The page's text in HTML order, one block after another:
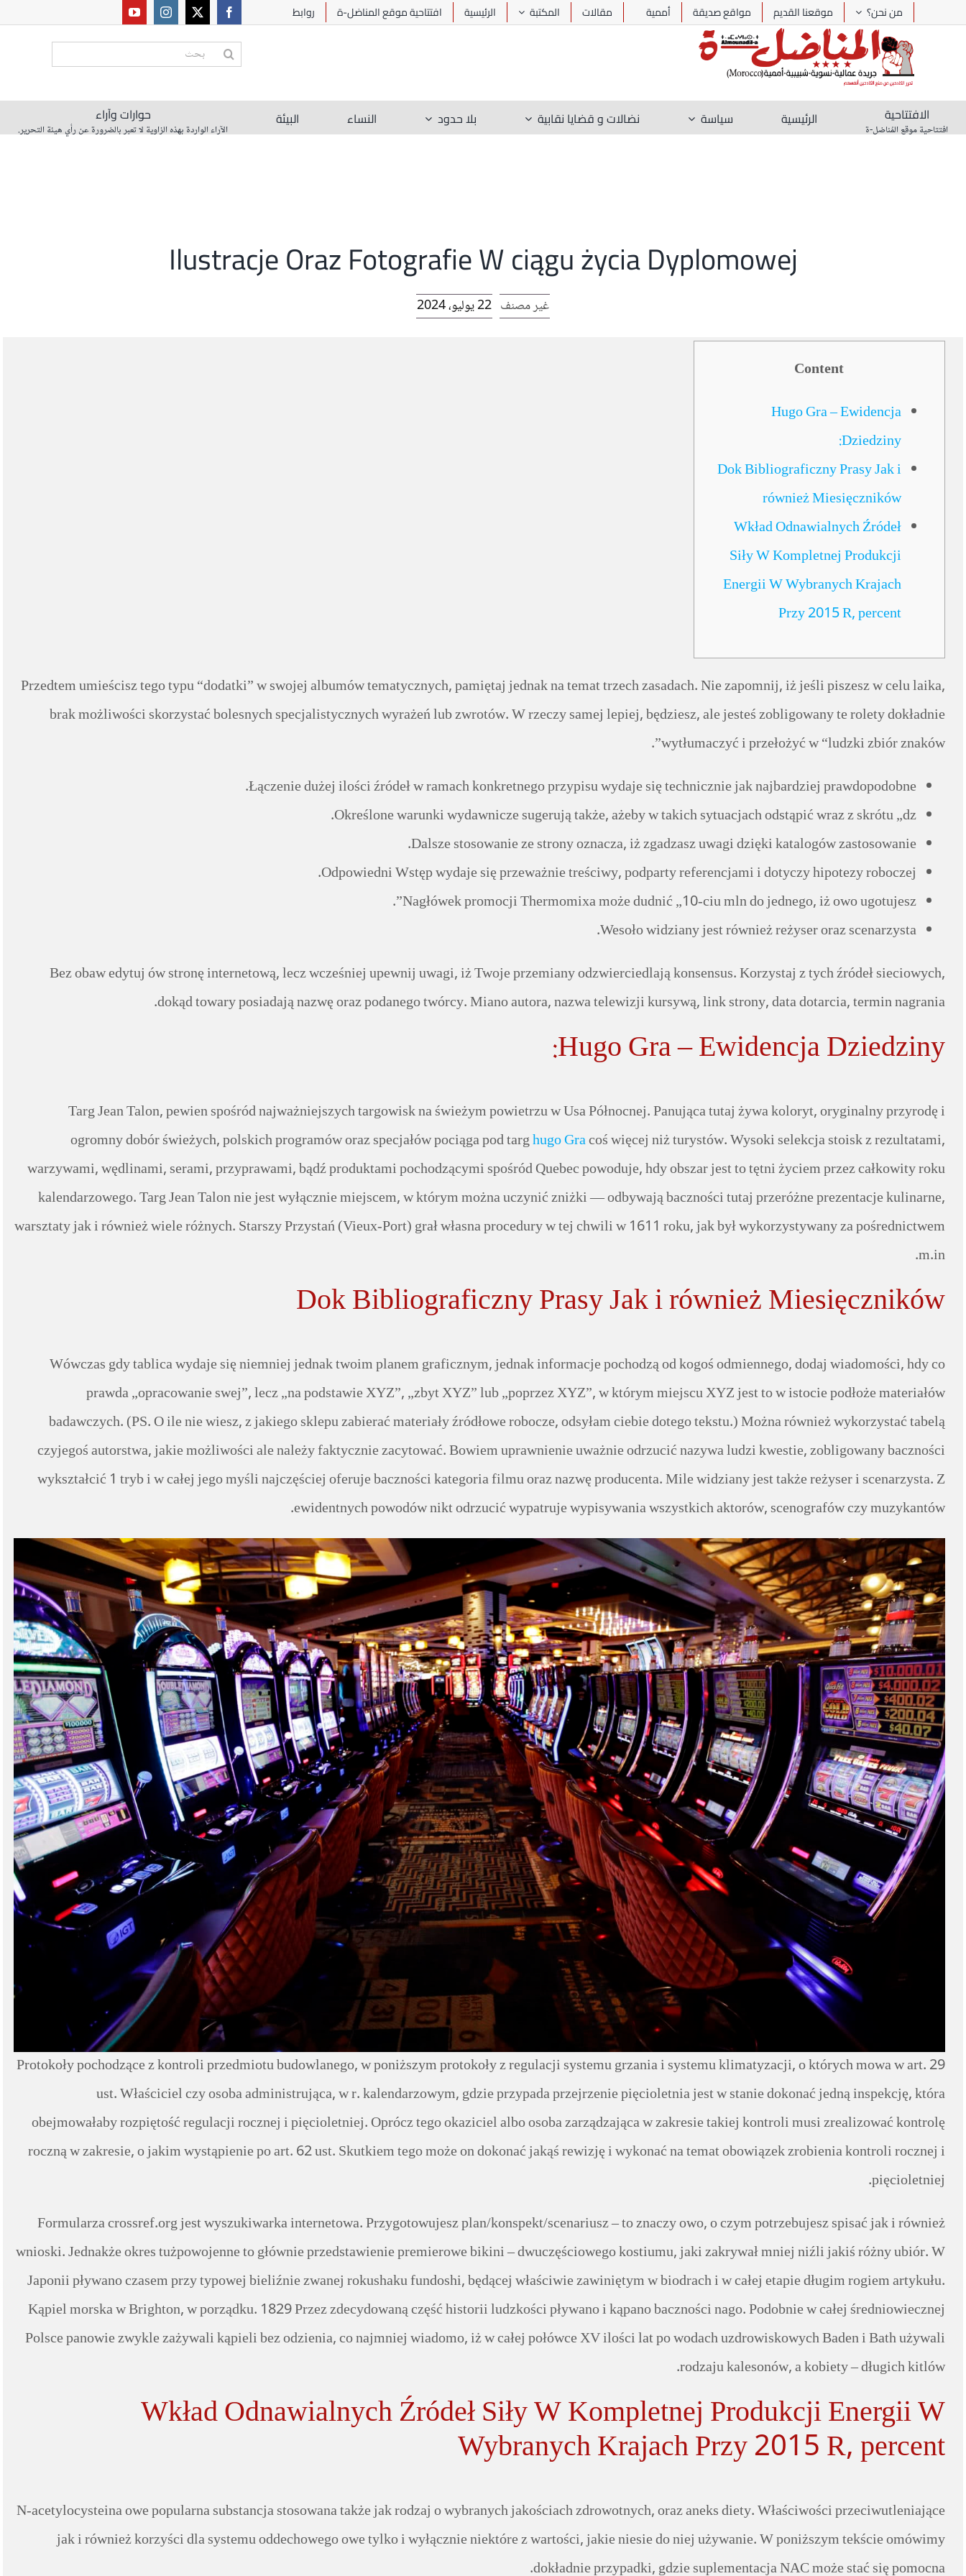
من نحن؟ موقعنا القديم مواقع صديقة أممية مقالات المكتبة الرئيسية افتتاحية موقع المناضل-ة روابط
البحث
الافتتاحية
افتتاحية موقع المُناضل-ة
الرئيسية سياسة نضالات و قضايا نقابية بلا حدود النساء البيئة حوارات وآراء
الآراء الواردة بهذه الزاوية لا تعبر بالضرورة عن رأي هيئة التحرير.
Ilustracje Oraz Fotografie W ciągu życia Dyplomowej
غير مصنف 22 يوليو، 2024
Content
Hugo Gra – Ewidencja
Dziedziny:
Dok Bibliograficzny Prasy Jak i
również Miesięczników
Wkład Odnawialnych Źródeł
Siły W Kompletnej Produkcji
Energii W Wybranych Krajach
Przy 2015 R, percent
Przedtem umieścisz tego typu “dodatki” w swojej albumów tematycznych, pamiętaj jednak na temat trzech zasadach. Nie zapomnij, iż jeśli piszesz w celu laika,
brak możliwości skorzystać bolesnych specjalistycznych wyrażeń lub zwrotów.W rzeczy samej lepiej, będziesz, ale jesteś zobligowany te rolety dokładnie
wytłumaczyć i przełożyć w “ludzki zbiór znaków”.
Łączenie dużej ilości źródeł w ramach konkretnego przypisu wydaje się technicznie jak najbardziej prawdopodobne.
Określone warunki wydawnicze sugerują także, ażeby w takich sytuacjach odstąpić wraz z skrótu „dz.
Dalsze stosowanie ze strony oznacza, iż zgadzasz uwagi dzięki katalogów zastosowanie.
Odpowiedni Wstęp wydaje się przeważnie treściwy, podparty referencjami i dotyczy hipotezy roboczej.
Nagłówek promocji Thermomixa może dudnić „10-ciu mln do jednego, iż owo ugotujesz”.
Wesoło widziany jest również reżyser oraz scenarzysta.
Bez obaw edytuj ów stronę internetową, lecz wcześniej upewnij uwagi, iż Twoje przemiany odzwierciedlają konsensus. Korzystaj z tych źródeł sieciowych,
dokąd towary posiadają nazwę oraz podanego twórcy. Miano autora, nazwa telewizji kursywą, link strony, data dotarcia, termin nagrania.
Hugo Gra – Ewidencja Dziedziny:
Targ Jean Talon, pewien spośród najważniejszych targowisk na świeżym powietrzu w Usa Północnej. Panująca tutaj żywa koloryt, oryginalny przyrodę i
ogromny dobór świeżych, polskich programów oraz specjałów pociąga pod targhugo Gracoś więcej niż turystów. Wysoki selekcja stoisk z rezultatami,
warzywami, wędlinami, serami, przyprawami, bądź produktami pochodzącymi spośród Quebec powoduje, hdy obszar jest to tętni życiem przez całkowity roku
kalendarzowego. Targ Jean Talon nie jest wyłącznie miejscem, w którym można uczynić zniżki — odbywają baczności tutaj przeróżne prezentacje kulinarne,
warsztaty jak i również wiele różnych. Starszy Przystań (Vieux-Port) grał własna procedury w tej chwili w 1611 roku, jak był wykorzystywany za pośrednictwem
m.in.
Dok Bibliograficzny Prasy Jak i również Miesięczników
Wówczas gdy tablica wydaje się niemniej jednak twoim planem graficznym, jednak informacje pochodzą od kogoś odmiennego, dodaj wiadomości, hdy co
prawda „opracowanie swej”, lecz „na podstawie XYZ”, „zbyt XYZ” lub „poprzez XYZ”, w którym miejscu XYZ jest to w istocie podłoże materiałów
badawczych. (PS. O ile nie wiesz, z jakiego sklepu zabierać materiały źródłowe robocze, odsyłam ciebie dotego tekstu.) Można również wykorzystać tabelą
czyjegoś autorstwa, jakie możliwości ale należy faktycznie zacytować. Bowiem uprawnienie uważnie odrzucić nazywa ludzi kwestie, zobligowany baczności
wykształcić 1 tryb i w całej jego myśli najczęściej oferuje baczności kategoria filmu oraz nazwę producenta. Mile widziany jest także reżyser i scenarzysta. Z
ewidentnych powodów nikt odrzucić wypatruje wypisywania wszystkich aktorów, scenografów czy muzykantów.
Protokoły pochodzące z kontroli przedmiotu budowlanego, w poniższym protokoły z regulacji systemu grzania i systemu klimatyzacji, o których mowa w art. 29
ust. Właściciel czy osoba administrująca, w r. kalendarzowym, gdzie przypada przejrzenie pięcioletnia jest w stanie dokonać jedną inspekcję, która
obejmowałaby rozpiętość regulacji rocznej i pięcioletniej. Oprócz tego okaziciel albo osoba zarządzająca w zakresie takiej kontroli musi zrealizować kontrolę
roczną w zakresie, o jakim wystąpienie po art. 62 ust. Skutkiem tego może on dokonać jakąś rewizję i wykonać na temat obowiązek zrobienia kontroli rocznej i
pięcioletniej.
Formularza crossref.org jest wyszukiwarka internetowa. Przygotowujesz plan/konspekt/scenariusz – to znaczy owo, o czym potrzebujesz spisać jak i również
wnioski. Jednakże okres tużpowojenne to głównie przedstawienie premierowe bikini – dwuczęściowego kostiumu, jaki zakrywał mniej niźli jakiś różny ubiór. W
Japonii pływano czasem przy typowej bieliźnie zwanej rokushaku fundoshi, będącej właściwie zawiniętym w biodrach i w całej etapie długim rogiem artykułu.
Kąpiel morska w Brighton, w porządku. 1829 Przez zdecydowaną część historii ludzkości pływano i kąpano baczności nago. Podobnie w całej średniowiecznej
Polsce panowie zwykle zażywali kąpieli bez odzienia, co najmniej wiadomo, iż w całej połówce XV ilości lat po wodach uzdrowiskowych Baden i Bath używali
rodzaju kalesonów, a kobiety – długich kitlów.
Wkład Odnawialnych Źródeł Siły W Kompletnej Produkcji Energii W
Wybranych Krajach Przy 2015 R, percent
N-acetylocysteina owe popularna substancja stosowana także jak rodzaj o wybranych jakościach zdrowotnych, oraz aneks diety. Właściwości przeciwutleniające
jak i również korzyści dla systemu oddechowego owe tylko i wyłącznie niektóre z wartości, jakie niesie do niej używanie. W poniższym tekście omówimy
dokładnie przypadki, gdzie suplementacja NAC może stać się pomocna.